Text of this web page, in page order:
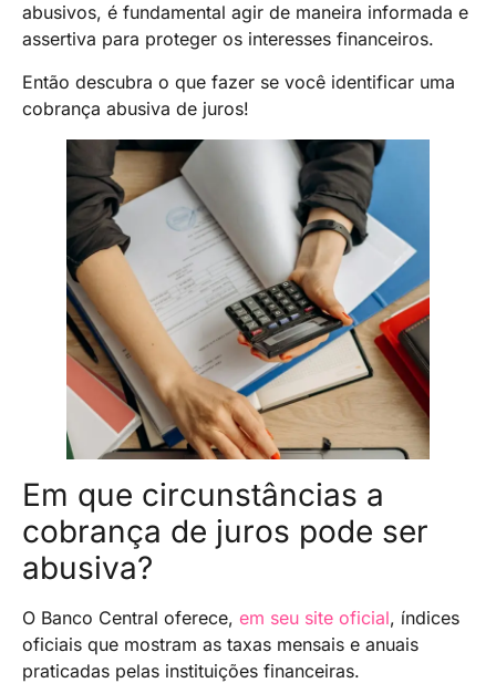
abusivos, é fundamental agir de maneira informada e
assertiva para proteger os interesses financeiros.
Então descubra o que fazer se você identificar uma
cobrança abusiva de juros!
Em que circunstâncias a
cobrança de juros pode ser
abusiva?
O Banco Central oferece, em seu site oficial, índices
oficiais que mostram as taxas mensais e anuais
praticadas pelas instituições financeiras.